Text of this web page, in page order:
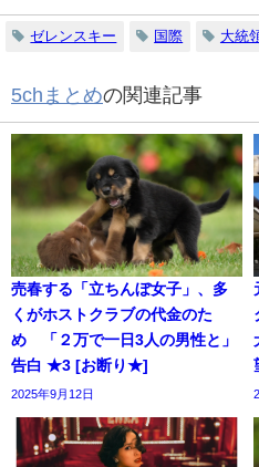
ゼレンスキー 国際 大統
5chまとめの関連記事
売春する「立ちんぼ女子」、多
くがホストクラブの代金のた
め 「２万で一日3人の男性と」
告白 ★3 [お断り★]
2025年9月12日